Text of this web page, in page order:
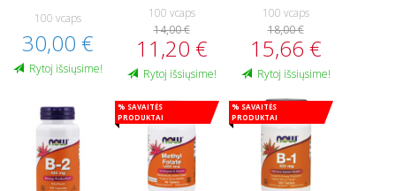
100 vcaps
30,00 €
Rytoj išsiųsime!
100 vcaps
14,00 €
11,20 €
Rytoj išsiųsime!
100 vcaps
18,00 €
15,66 €
Rytoj išsiųsime!
% Savaitės
produktai
% Savaitės
produktai